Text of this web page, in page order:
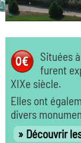
Situées
furent
XIXe siècle.
Elles ont
divers
Découvrir